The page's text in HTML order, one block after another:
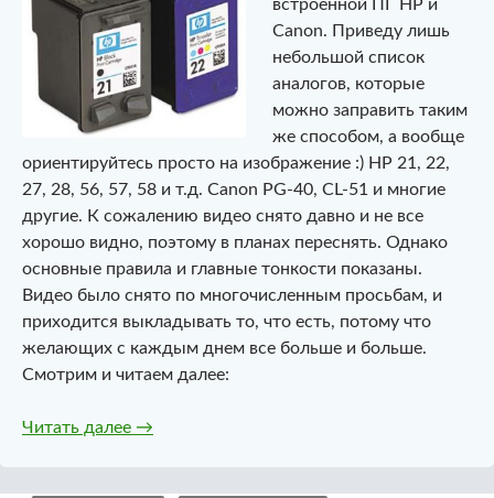
встроенной ПГ HP и
Canon. Приведу лишь
небольшой список
аналогов, которые
можно заправить таким
же способом, а вообще
ориентируйтесь просто на изображение :) HP 21, 22,
27, 28, 56, 57, 58 и т.д. Canon PG-40, CL-51 и многие
другие. К сожалению видео снято давно и не все
хорошо видно, поэтому в планах переснять. Однако
основные правила и главные тонкости показаны.
Видео было снято по многочисленным просьбам, и
приходится выкладывать то, что есть, потому что
желающих с каждым днем все больше и больше.
Смотрим и читаем далее:
Читать далее Заправка струйных картриджей со
→